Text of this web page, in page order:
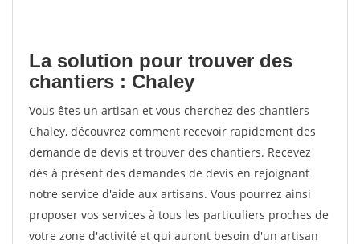
La solution pour trouver des
chantiers : Chaley
Vous êtes un artisan et vous cherchez des chantiers
Chaley, découvrez comment recevoir rapidement des
demande de devis et trouver des chantiers. Recevez
dès à présent des demandes de devis en rejoignant
notre service d'aide aux artisans. Vous pourrez ainsi
proposer vos services à tous les particuliers proches de
votre zone d'activité et qui auront besoin d'un artisan